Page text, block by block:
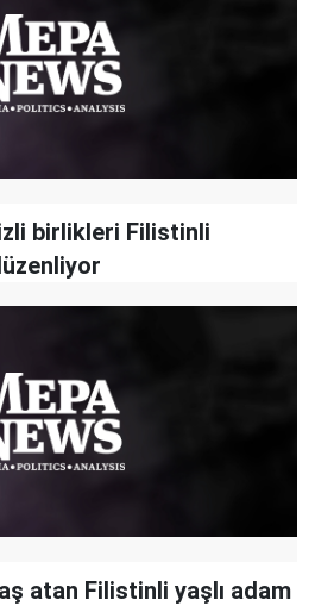
birlikleri Filistinli
atan Filistinli yaşlı adam